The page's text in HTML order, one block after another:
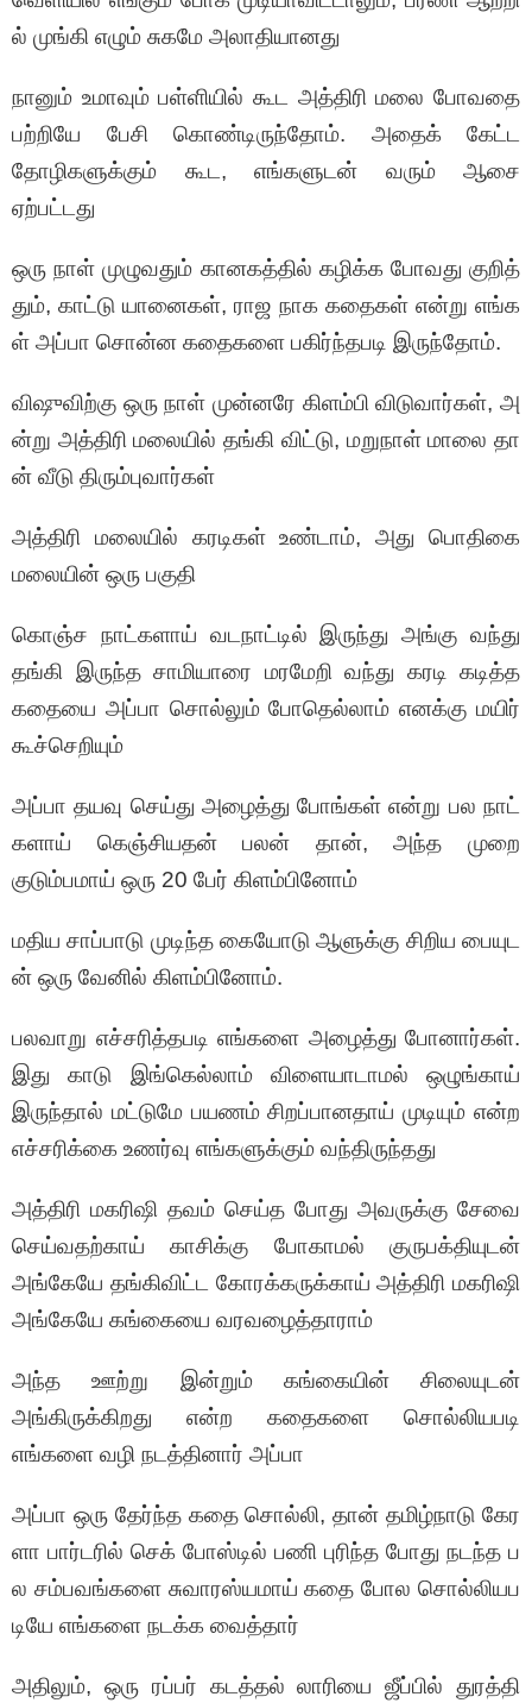
ல் முங்கி எழும் சுகமே அலாதியானது
நானும் உமாவும் பள்ளியில் கூட அத்திரி மலை போவதை
பற்றியே பேசி கொண்டிருந்தோம். அதைக் கேட்ட
தோழிகளுக்கும் கூட, எங்களுடன் வரும் ஆசை
ஏற்பட்டது
ஒரு நாள் முழுவதும் கானகத்தில் கழிக்க போவது குறித்
தும், காட்டு யானைகள், ராஜ நாக கதைகள் என்று எங்க
ள் அப்பா சொன்ன கதைகளை பகிர்ந்தபடி இருந்தோம்.
விஷுவிற்கு ஒரு நாள் முன்னரே கிளம்பி விடுவார்கள், அ
ன்று அத்திரி மலையில் தங்கி விட்டு, மறுநாள் மாலை தா
ன் வீடு திரும்புவார்கள்
அத்திரி மலையில் கரடிகள் உண்டாம், அது பொதிகை
மலையின் ஒரு பகுதி
கொஞ்ச நாட்களாய் வடநாட்டில் இருந்து அங்கு வந்து
தங்கி இருந்த சாமியாரை மரமேறி வந்து கரடி கடித்த
கதையை அப்பா சொல்லும் போதெல்லாம் எனக்கு மயிர்
கூச்செறியும்
அப்பா தயவு செய்து அழைத்து போங்கள் என்று பல நாட்
களாய் கெஞ்சியதன்பலன் தான், அந்த முறை
குடும்பமாய் ஒரு 20 பேர் கிளம்பினோம்
மதிய சாப்பாடு முடிந்த கையோடு ஆளுக்கு சிறிய பையுட
ன் ஒரு வேனில் கிளம்பினோம்.
பலவாறு எச்சரித்தபடி எங்களை அழைத்து போனார்கள்.
இது காடு இங்கெல்லாம் விளையாடாமல் ஒழுங்காய்
இருந்தால் மட்டுமே பயணம் சிறப்பானதாய் முடியும் என்ற
எச்சரிக்கை உணர்வு எங்களுக்கும் வந்திருந்தது
அத்திரி மகரிஷி தவம் செய்த போது அவருக்கு சேவை
செய்வதற்காய் காசிக்கு போகாமல் குருபக்தியுடன்
அங்கேயே தங்கிவிட்ட கோரக்கருக்காய் அத்திரி மகரிஷி
அங்கேயே கங்கையை வரவழைத்தாராம்
அந்த ஊற்று இன்றும் கங்கையின் சிலையுடன்
அங்கிருக்கிறது என்ற கதைகளை சொல்லியபடி
எங்களை வழி நடத்தினார் அப்பா
அப்பா ஒரு தேர்ந்த கதை சொல்லி, தான் தமிழ்நாடு கேர
ளா பார்டரில் செக் போஸ்டில் பணி புரிந்த போது நடந்த ப
ல சம்பவங்களை சுவாரஸ்யமாய் கதை போல சொல்லியப
டியே எங்களை நடக்க வைத்தார்
அதிலும், ஒரு ரப்பர் கடத்தல் லாரியை ஜீப்பில் துரத்தி